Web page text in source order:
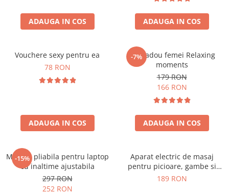
ADAUGA IN COS ADAUGA IN COS
Vouchere sexy pentru ea
78 RON
ADAUGA IN COS
-7%
Set cadou femei Relaxing
moments
179 RON
166 RON
ADAUGA IN COS
-15%
Masuta pliabila pentru laptop
cu inaltime ajustabila
297 RON
252 RON
Aparat electric de masaj
pentru picioare, gambe si
brate
189 RON